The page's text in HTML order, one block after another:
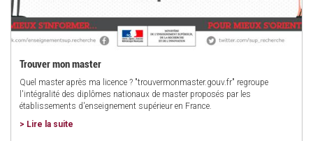
Trouver mon master
Quel master après ma licence ? "trouvermonmaster.gouv.fr" regroupe
l'intégralité des diplômes nationaux de master proposés par les
établissements d'enseignement supérieur en France.
> Lire la suite